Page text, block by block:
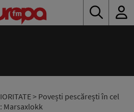
> Povești pescărești în cel
Marsaxlokk